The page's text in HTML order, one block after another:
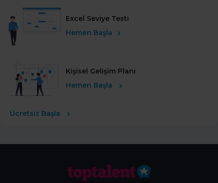
Excel Seviye Testi
Hemen Başla
Kişisel Gelişim Planı
Hemen Başla
Ücretsiz Başla